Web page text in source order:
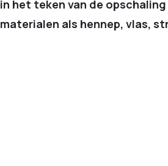
in het teken van de
materialen als hennep, vlas,